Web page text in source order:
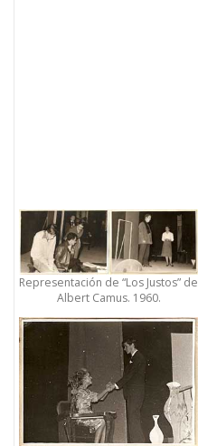
Representación de “Los Justos” de
Albert Camus. 1960.